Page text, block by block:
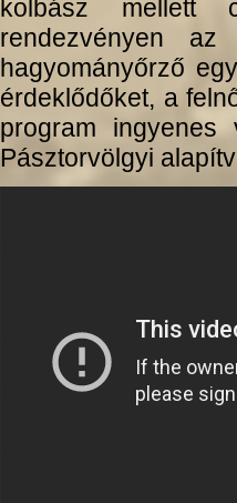
kolbász mellett
rendezvényen az
hagyományőrző
érdeklődőket, a
program
Pásztorvölgyi